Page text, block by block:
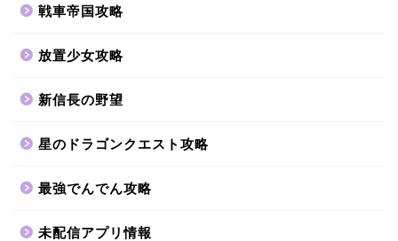
戦車帝国攻略
放置少女攻略
新信長の野望
星のドラゴンクエスト攻略
最強でんでん攻略
未配信アプリ情報